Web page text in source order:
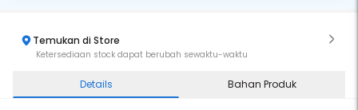
Temukan di Store
Ketersediaan stock dapat berubah sewaktu-waktu
Details Bahan Produk